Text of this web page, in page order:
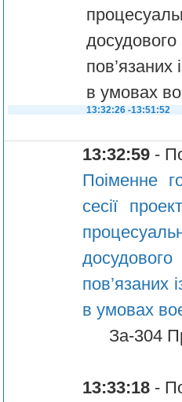
пов’язаних
в умовах
13:32:26 -13:51:52
13:32:59 -
Поіменне
сесії
пов’язаних
в умовах
За-304
13:33:18 -